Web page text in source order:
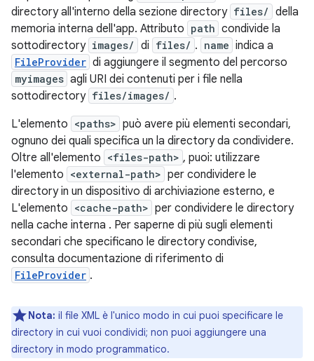
directory all'interno della sezione directory files/ della
memoria interna dell'app. Attributo path condivide la
sottodirectory images/ di files/ . name indica a
FileProvider di aggiungere il segmento del percorso
myimages agli URI dei contenuti per i file nella
sottodirectory files/images/ .
L'elemento <paths> può avere più elementi secondari,
ognuno dei quali specifica un la directory da condividere.
Oltre all'elemento <files-path> , puoi: utilizzare
l'elemento <external-path> per condividere le
directory in un dispositivo di archiviazione esterno, e
L'elemento <cache-path> per condividere le directory
nella cache interna . Per saperne di più sugli elementi
secondari che specificano le directory condivise,
consulta documentazione di riferimento di
FileProvider .
Nota: il file XML è l'unico modo in cui puoi specificare le
directory in cui vuoi condividi; non puoi aggiungere una
directory in modo programmatico.